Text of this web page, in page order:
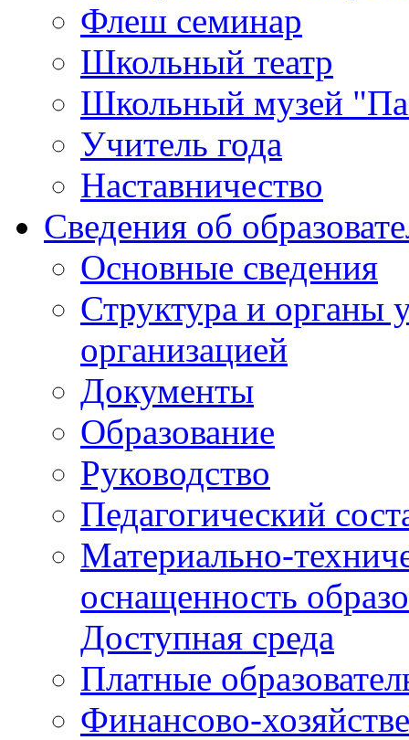
Флеш семинар
Школьный театр
Школьный музей
Учитель года
Наставничество
Сведения об
Основные сведения
Структура и органы
организацией
Документы
Образование
Руководство
Педагогический
Материально-
оснащенность
Доступная среда
Платные
Финансово-